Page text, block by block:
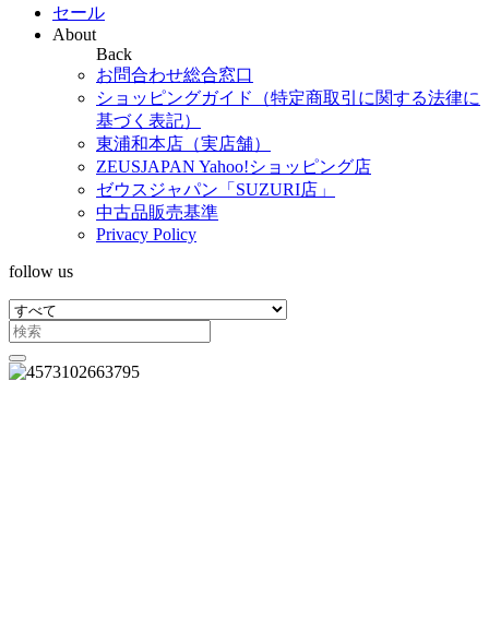
セール
About
Back
お問合わせ総合窓口
ショッピングガイド（特定商取引に関する法律に
基づく表記）
東浦和本店（実店舗）
ZEUSJAPAN Yahoo!ショッピング店
ゼウスジャパン「SUZURI店」
中古品販売基準
Privacy Policy
follow us